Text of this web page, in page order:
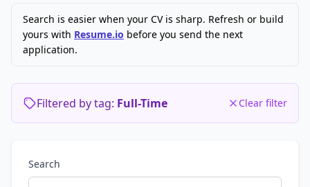
Search is easier when your CV is sharp. Refresh or build
yours with Resume.io before you send the next
application.
Filtered by tag: Full-Time Clear filter
Search